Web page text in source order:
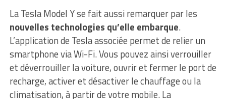
La Tesla Model Y se fait aussi remarquer par les
nouvelles technologies qu’elle embarque.
L’application de Tesla associée permet de relier un
smartphone via Wi-Fi. Vous pouvez ainsi verrouiller
et déverrouiller la voiture, ouvrir et fermer le port de
recharge, activer et désactiver le chauffage ou la
climatisation, à partir de votre mobile. La